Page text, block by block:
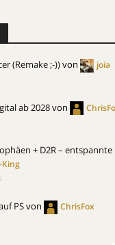
(Remake ;-))von joia
ab 2028von
+ D2R –
King
PSvon ChrisFox